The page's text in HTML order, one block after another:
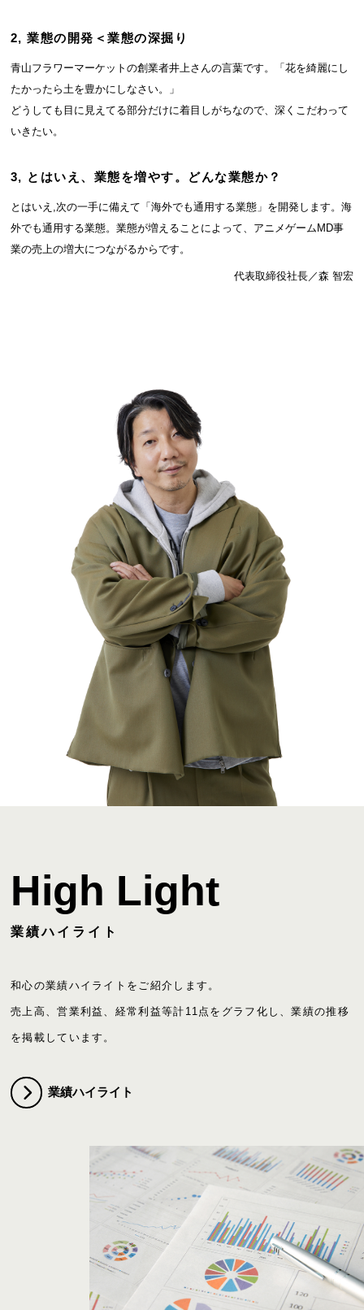
2, 業態の開発＜業態の深掘り
青山フラワーマーケットの創業者井上さんの言葉です。「花を綺麗にし
たかったら土を豊かにしなさい。」
どうしても目に見えてる部分だけに着目しがちなので、深くこだわって
いきたい。
3, とはいえ、業態を増やす。どんな業態か？
とはいえ,次の一手に備えて「海外でも通用する業態」を開発します。海
外でも通用する業態。業態が増えることによって、アニメゲームMD事
業の売上の増大につながるからです。
代表取締役社長／森 智宏
High Light
業績ハイライト
和心の業績ハイライトをご紹介します。
売上高、営業利益、経常利益等計11点をグラフ化し、業績の推移
を掲載しています。
業績ハイライト